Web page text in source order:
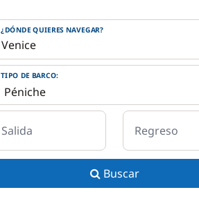
¿DÓNDE QUIERES NAVEGAR?
TIPO DE BARCO:
Salida Regreso
Buscar